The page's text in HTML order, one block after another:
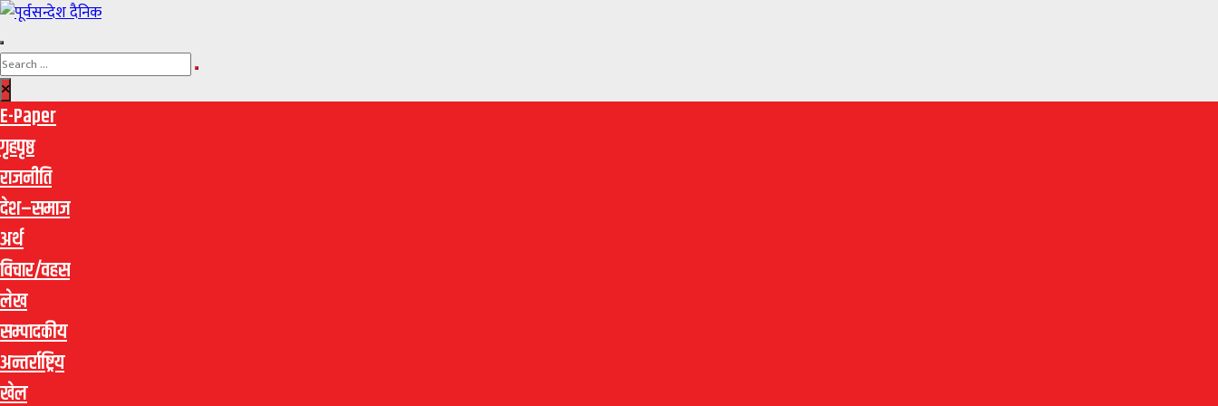
E-Paper
गृहपृष्ठ
राजनीति
देश–समाज
अर्थ
विचार/वहस
लेख
सम्पादकीय
अन्तर्राष्ट्रिय
खेल